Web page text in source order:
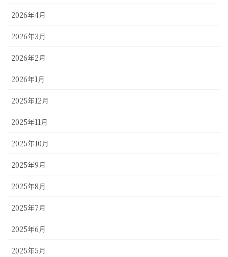
2026年4月
2026年3月
2026年2月
2026年1月
2025年12月
2025年11月
2025年10月
2025年9月
2025年8月
2025年7月
2025年6月
2025年5月